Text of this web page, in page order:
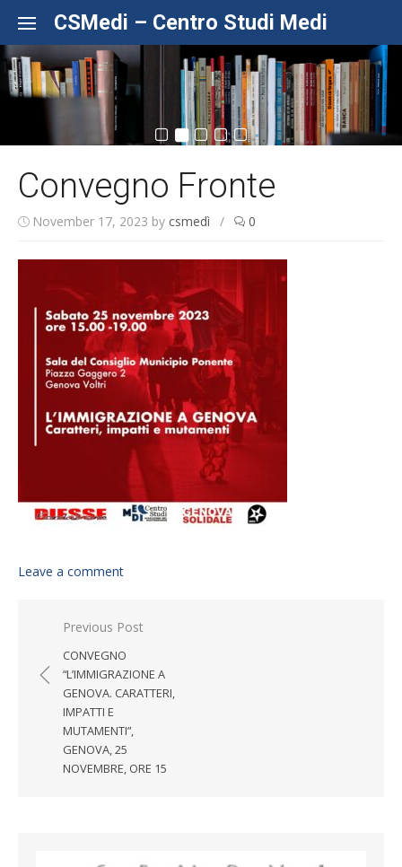
CSMedi – Centro Studi Medi
Convegno Fronte
November 17, 2023 by csmedì / 0
Leave a comment
Post navigation
Previous Post
CONVEGNO
“L’IMMIGRAZIONE A
GENOVA. CARATTERI,
IMPATTI E
MUTAMENTI”,
GENOVA, 25
NOVEMBRE, ORE 15